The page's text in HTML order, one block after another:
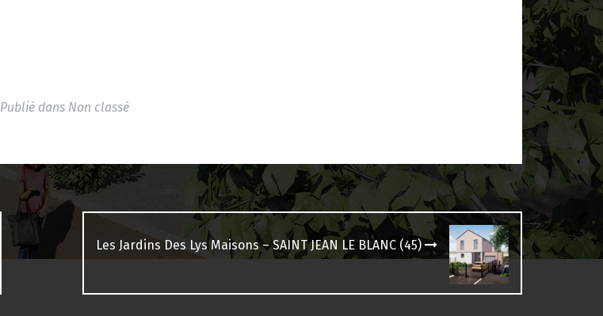
Publié dans Non classé
Les Jardins Des Lys Maisons – SAINT JEAN LE BLANC (45)